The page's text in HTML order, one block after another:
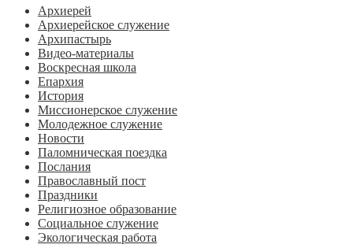
Архиерей
Архиерейское служение
Архипастырь
Видео-материалы
Воскресная школа
Епархия
История
Миссионерское служение
Молодежное служение
Новости
Паломническая поездка
Послания
Православный пост
Праздники
Религиозное образование
Социальное служение
Экологическая работа